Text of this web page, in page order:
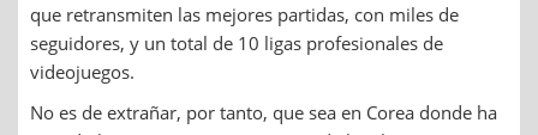
que retransmiten las mejores partidas, con miles de
seguidores, y un total de 10 ligas profesionales de
videojuegos.
No es de extrañar, por tanto, que sea en Corea donde ha